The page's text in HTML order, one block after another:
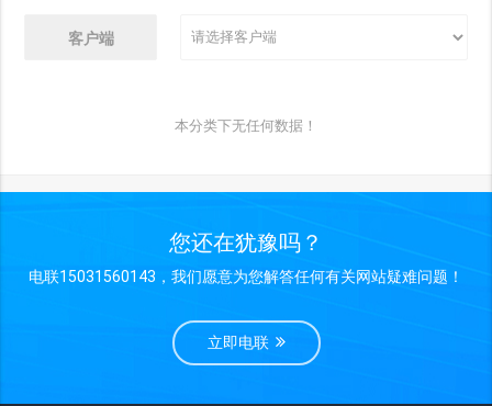
客户端
本分类下无任何数据！
您还在犹豫吗？
电联15031560143，我们愿意为您解答任何有关网站疑难问题！
立即电联